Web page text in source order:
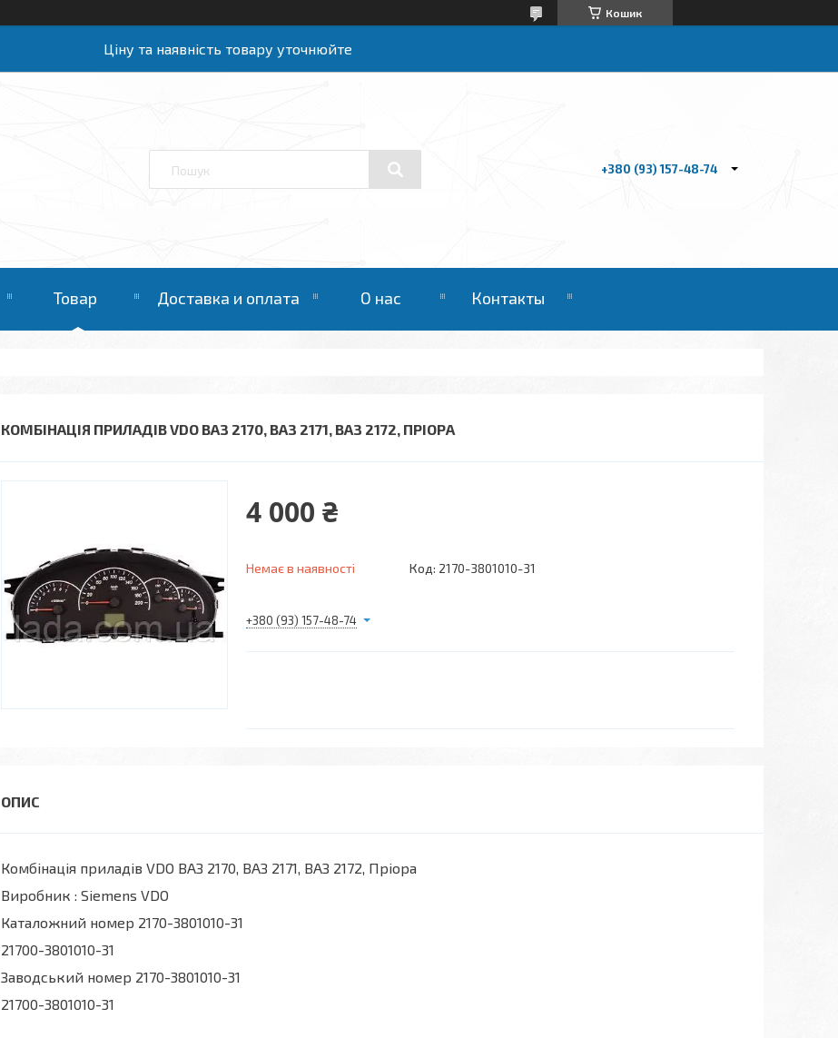
Кошик
Ціну та наявність товару уточнюйте
+380 (93) 157-48-74
Товар Доставка и оплата О нас Контакты
КОМБІНАЦІЯ ПРИЛАДІВ VDO ВАЗ 2170, ВАЗ 2171, ВАЗ 2172, ПРІОРА
4 000 ₴
Немає в наявності Код: 2170-3801010-31
+380 (93) 157-48-74
Комбінація приладів VDO ВАЗ 2170, ВАЗ 2171, ВАЗ 2172, Пріора
Виробник : Siemens VDO
Каталожний номер 2170-3801010-31
21700-3801010-31
Заводський номер 2170-3801010-31
21700-3801010-31